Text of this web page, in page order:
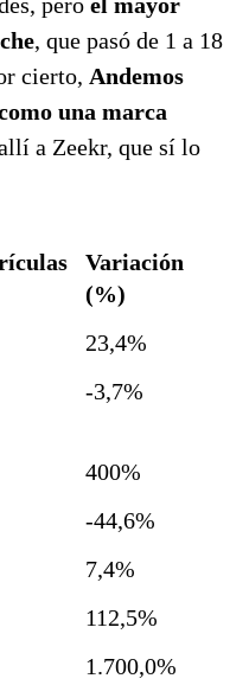
, que pasó de 1 a 18
cierto, Andemos
una marca
a Zeekr, que sí lo
Variación
(%)
23,4%
-3,7%
400%
-44,6%
7,4%
112,5%
1.700,0%